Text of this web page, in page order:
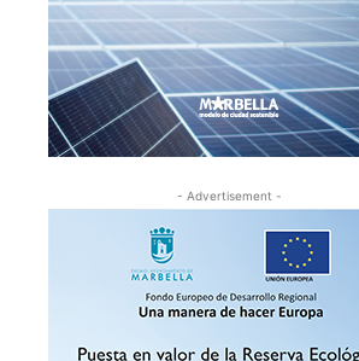
- Advertisement -